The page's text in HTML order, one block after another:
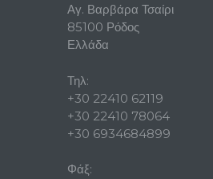
Αγ. Βαρβάρα Τσαίρι
85100 Ρόδος
Ελλάδα
Τηλ:
+30 22410 62119
+30 22410 78064
+30 6934684899
Φάξ: